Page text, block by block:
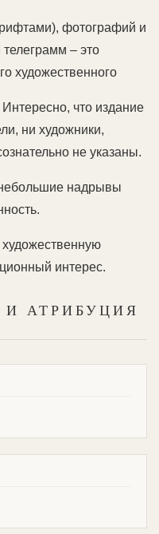
фотографий и
– это
художественного
что издание
ни художники,
не указаны.
надрывы
интерес.
АТРИБУЦИЯ